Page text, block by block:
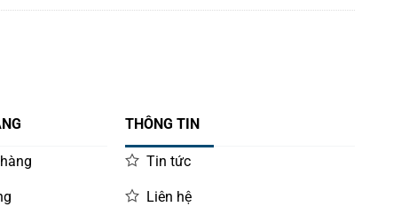
THÔNG TIN
Tin tức
Liên hệ